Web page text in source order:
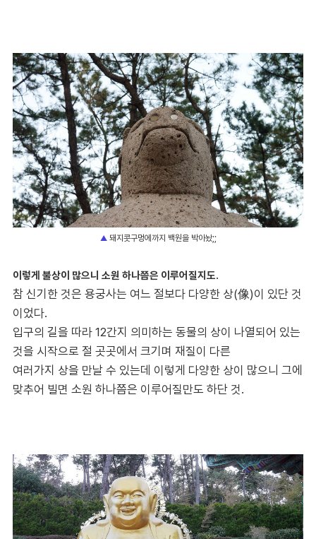
▲ 돼지콧구멍에까지 백원을 박아놨;;
이렇게 불상이 많으니 소원 하나쯤은 이루어질지도.
참 신기한 것은 용궁사는 여느 절보다 다양한 상(像)이 있단 것
이었다.
입구의 길을 따라 12간지 의미하는 동물의 상이 나열되어 있는
것을 시작으로 절 곳곳에서 크기며 재질이 다른
여러가지 상을 만날 수 있는데 이렇게 다양한 상이 많으니 그에
맞추어 빌면 소원 하나쯤은 이루어질만도 하단 것.